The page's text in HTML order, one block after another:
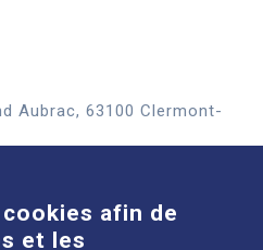
Aubrac, 63100 Clermont-
afin de
et les